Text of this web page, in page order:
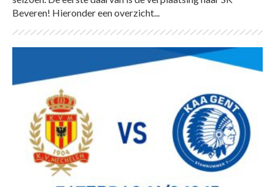
Beveren! Hieronder een overzicht...